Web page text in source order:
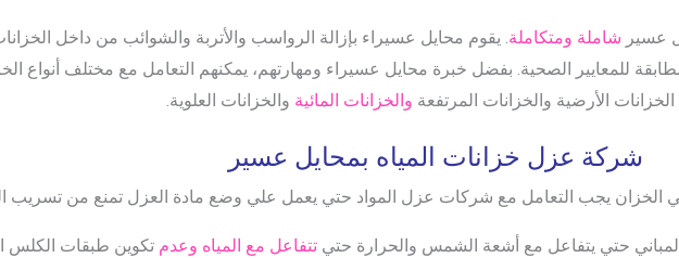
عسير شاملة ومتكاملة. يقوم محايل عسيراء بإزالة الرواسب والأتربة والشوائب من داخل
للمعايير الصحية. بفضل خبرة محايل عسيراء ومهارتهم، يمكنهم التعامل مع مختلف أنواع
الأرضية والخزانات المرتفعة والخزانات المائية والخزانات العلوية.
شركة عزل خزانات المياه بمحايل عسير
الخزان يجب التعامل مع شركات عزل المواد حتي يعمل علي وضع مادة العزل تمنع من تسريب
حتي يتفاعل مع أشعة الشمس والحرارة حتي تتفاعل مع المياه وعدم تكوين طبقات الكلس